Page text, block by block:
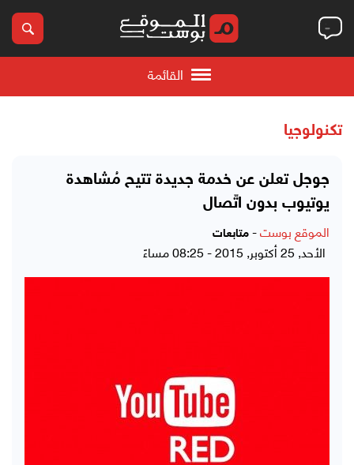
القائمة
تكنولوجيا
جوجل تعلن عن خدمة جديدة تتيح مُشاهدة
يوتيوب بدون اتّصال
الموقع بوست- متابعات
الأحد, 25 أكتوبر, 2015 - 08:25 مساءً